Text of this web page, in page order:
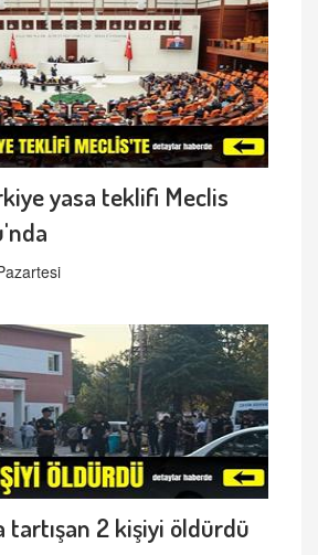
yasa teklifi Meclis
tartışan 2 kişiyi öldürdü